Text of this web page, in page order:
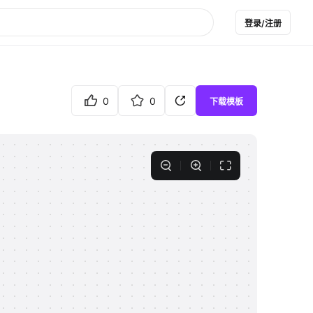
登录/注册
0 0 下载模板